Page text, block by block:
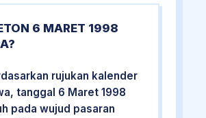
6 MARET 1998
rujukan kalender
tanggal 6 Maret 1998
pada wujud pasaran